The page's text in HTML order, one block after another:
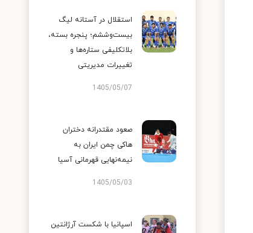
استقلال در آستانه لیگ
بیست‌وششم؛ پنجره بسته،
بلاتکلیفی ستاره‌ها و
تغییرات مدیریتی
1405/05/07
صعود مقتدرانه دختران
هاکی چمن ایران به
نیمه‌نهایی قهرمانی آسیا
1405/05/03
اسپانیا با شکست آرژانتین